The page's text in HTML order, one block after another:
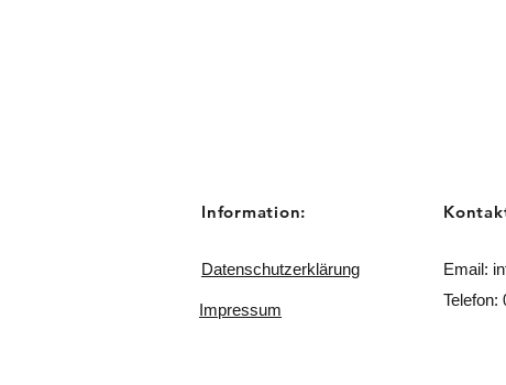
Information:
Datenschutzerklärung
Impressum
Email:
Telefon: